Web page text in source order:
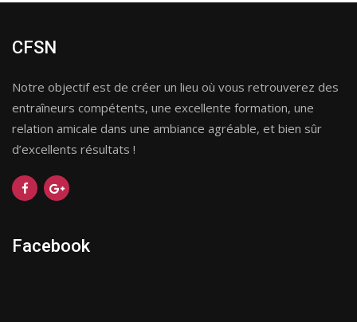
CFSN
Notre objectif est de créer un lieu où vous retrouverez des
entraîneurs compétents, une excellente formation, une
relation amicale dans une ambiance agréable, et bien sûr
d’excellents résultats !
Facebook